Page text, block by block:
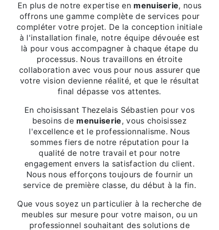
En plus de notre expertise en menuiserie, nous
offrons une gamme complète de services pour
compléter votre projet. De la conception initiale
à l'installation finale, notre équipe dévouée est
là pour vous accompagner à chaque étape du
processus. Nous travaillons en étroite
collaboration avec vous pour nous assurer que
votre vision devienne réalité, et que le résultat
final dépasse vos attentes.
En choisissant Thezelais Sébastien pour vos
besoins de menuiserie, vous choisissez
l'excellence et le professionnalisme. Nous
sommes fiers de notre réputation pour la
qualité de notre travail et pour notre
engagement envers la satisfaction du client.
Nous nous efforçons toujours de fournir un
service de première classe, du début à la fin.
Que vous soyez un particulier à la recherche de
meubles sur mesure pour votre maison, ou un
professionnel souhaitant des solutions de